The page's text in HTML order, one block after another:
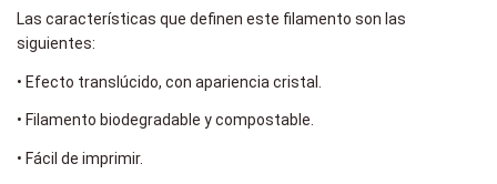
Las características que definen este filamento son las
siguientes:
• Efecto translúcido, con apariencia cristal.
• Filamento biodegradable y compostable.
• Fácil de imprimir.